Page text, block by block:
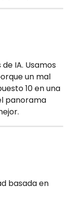
IA. Usamos
un mal
10 en una
panorama
basada en